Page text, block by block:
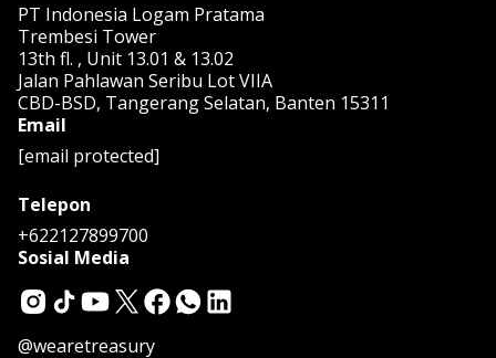
PT Indonesia Logam Pratama
Trembesi Tower
13th fl. , Unit 13.01 & 13.02
Jalan Pahlawan Seribu Lot VIIA
CBD-BSD, Tangerang Selatan, Banten 15311
Email
[email protected]
Telepon
+622127899700
Sosial Media
@wearetreasury